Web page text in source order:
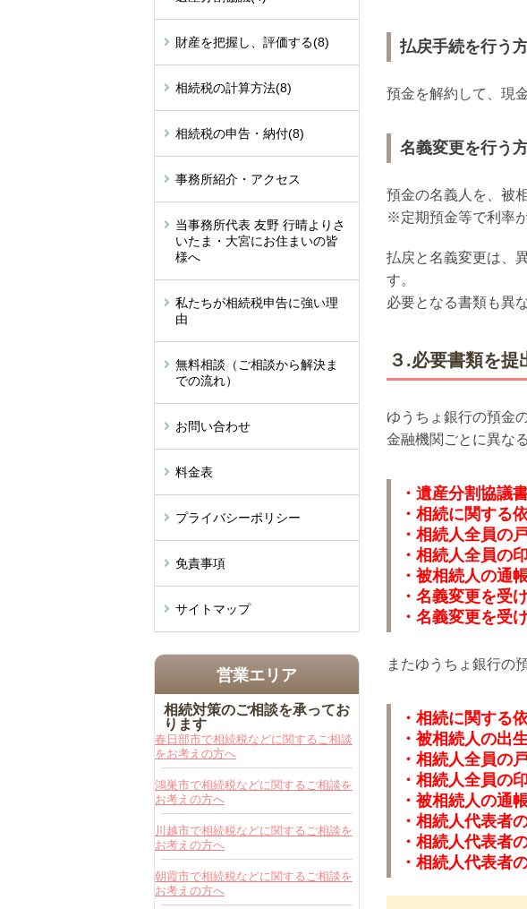
払戻手続を行う
預金を解約して、現
名義変更を行う
預金の名義人を、被
※定期預金等で利率
払戻と名義変更は、
す。
必要となる書類も異
３.必要書類を提
ゆうちょ銀行の預金
金融機関ごとに異な
・遺産分割協議
・相続に関する
・相続人全員の
・相続人全員の
・被相続人の通
・名義変更を受
・名義変更を受
またゆうちょ銀行の
・相続に関する
・被相続人の出
・相続人全員の
・相続人全員の
・被相続人の通
・相続人代表者
・相続人代表者
・相続人代表者
財産を把握し、評価する(8)
相続税の計算方法(8)
相続税の申告・納付(8)
事務所紹介・アクセス
当事務所代表 友野 行晴よりさ
いたま・大宮にお住まいの皆
様へ
私たちが相続税申告に強い理
由
無料相談（ご相談から解決ま
での流れ）
お問い合わせ
料金表
プライバシーポリシー
免責事項
サイトマップ
営業エリア
相続対策のご相談を承ってお
ります
春日部市で相続税などに関するご相談
をお考えの方へ
鴻巣市で相続税などに関するご相談を
お考えの方へ
川越市で相続税などに関するご相談を
お考えの方へ
朝霞市で相続税などに関するご相談を
お考えの方へ